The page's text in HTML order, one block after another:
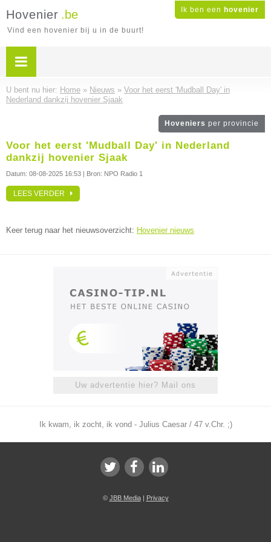
Ik ben een hovenier
Hovenier .be
Vind een hovenier bij u in de buurt!
U bent nu hier: Home » Nieuws » Voor het eerst 'Mudball Day' in
Nederland dankzij hovenier Sjaak
Hoveniers per provincie
Voor het eerst 'Mudball Day' in Nederland
dankzij hovenier Sjaak
Datum: 08-08-2025 16:53 | Bron: NPO Radio 1
LEES VERDER
Keer terug naar het nieuwsoverzicht: Hovenier nieuws
Uw advertentie hier? Mail ons
Ik kwam, ik zocht, ik vond - Julius Caesar / 47 v.Chr. ;)
© JBB Media| Privacy